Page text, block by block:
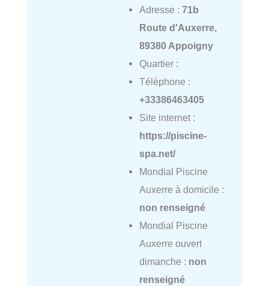
Adresse : 71b
Route d'Auxerre,
89380 Appoigny
Quartier :
Téléphone :
+33386463405
Site internet :
https://piscine-
spa.net/
Mondial Piscine
Auxerre à domicile :
non renseigné
Mondial Piscine
Auxerre ouvert
dimanche : non
renseigné